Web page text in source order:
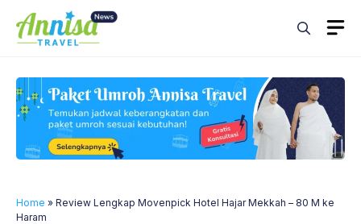
content
Home » Review Lengkap Movenpick Hotel Hajar Mekkah – 80 M ke
Haram